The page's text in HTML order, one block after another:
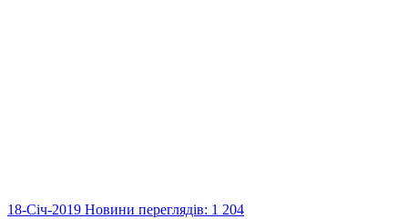
18-Січ-2019 Новини переглядів: 1 204